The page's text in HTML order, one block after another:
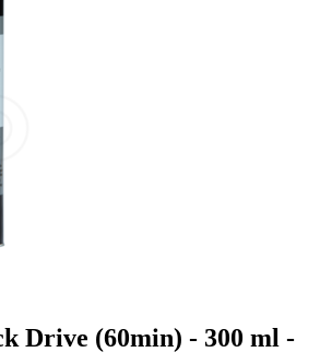
Drive (60min) - 300 ml -